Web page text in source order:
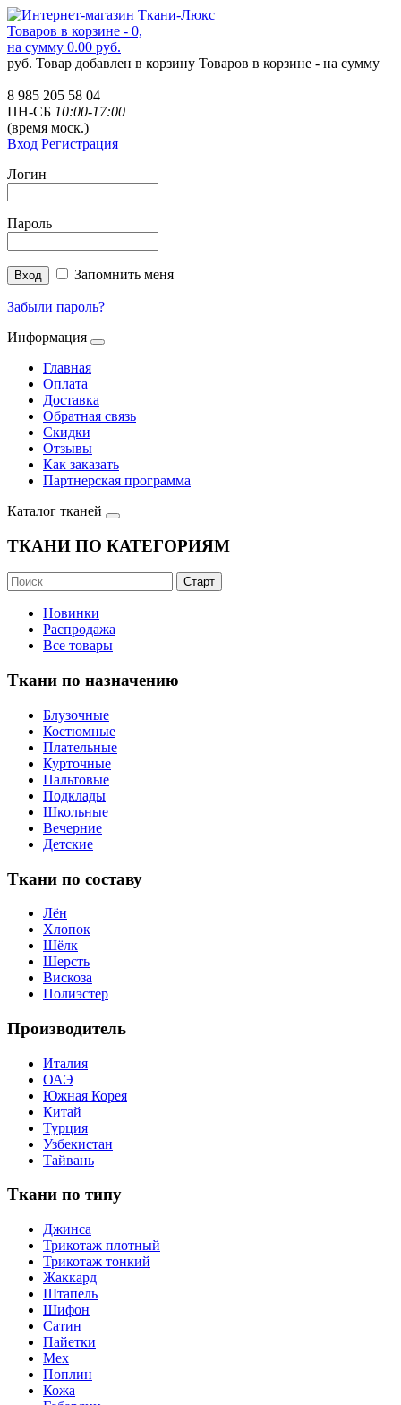
Товаров в корзине - 0,
на сумму 0.00 руб.
руб. Товар добавлен в корзину Товаров в корзине - на сумму
8 985 205 58 04
ПН-СБ 10:00-17:00
(время моск.)
Вход Регистрация
Логин
Пароль
Запомнить меня
Забыли пароль?
Информация
Главная
Оплата
Доставка
Обратная связь
Скидки
Отзывы
Как заказать
Партнерская программа
Каталог тканей
ТКАНИ ПО КАТЕГОРИЯМ
Новинки
Распродажа
Все товары
Ткани по назначению
Блузочные
Костюмные
Плательные
Курточные
Пальтовые
Подклады
Школьные
Вечерние
Детские
Ткани по составу
Лён
Хлопок
Шёлк
Шерсть
Вискоза
Полиэстер
Производитель
Италия
ОАЭ
Южная Корея
Китай
Турция
Узбекистан
Тайвань
Ткани по типу
Джинса
Трикотаж плотный
Трикотаж тонкий
Жаккард
Штапель
Шифон
Сатин
Пайетки
Мех
Поплин
Кожа